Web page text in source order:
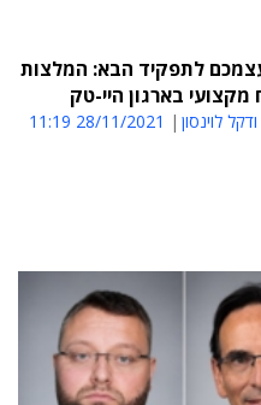
עצמכם לתפקיד הבא: המלצות
מקצועי בארגון היי-טק
לוינסון 28/11/2021 11:19